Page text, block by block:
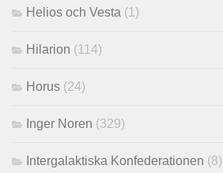
Helios och Vesta (1)
Hilarion (114)
Horus (24)
Inger Noren (329)
Intergalaktiska Konfederationen (8)